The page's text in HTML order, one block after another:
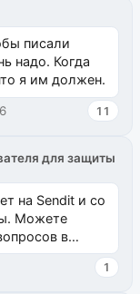
писали
надо. Когда
я им должен.
11
для защиты
на Sendit и со
Можете
в
пуст, и,...
1